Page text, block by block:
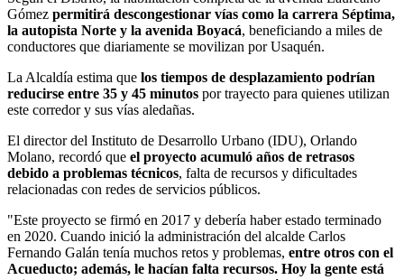
Gómez permitirá descongestionar vías como la carrera Séptima,
la autopista Norte y la avenida Boyacá, beneficiando a miles de
conductores que diariamente se movilizan por Usaquén.
La Alcaldía estima que los tiempos de desplazamiento podrían
reducirse entre 35 y 45 minutos por trayecto para quienes utilizan
este corredor y sus vías aledañas.
El director del Instituto de Desarrollo Urbano (IDU), Orlando
Molano, recordó que el proyecto acumuló años de retrasos
debido a problemas técnicos, falta de recursos y dificultades
relacionadas con redes de servicios públicos.
"Este proyecto se firmó en 2017 y debería haber estado terminado
en 2020. Cuando inició la administración del alcalde Carlos
Fernando Galán tenía muchos retos y problemas, entre otros con el
Acueducto; además, le hacían falta recursos. Hoy la gente está